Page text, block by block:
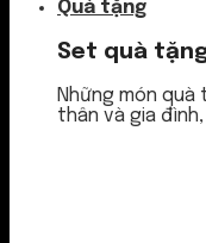
Quà tặng
Set quà
Những món
thân và gia